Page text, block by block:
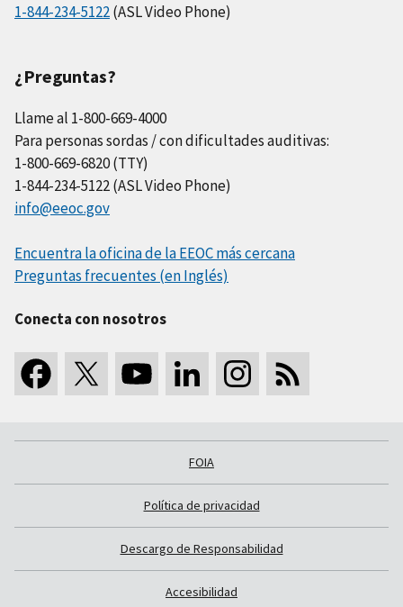
1-844-234-5122(ASL Video Phone)
¿Preguntas?
Llame al 1-800-669-4000
Para personas sordas / con dificultades auditivas:
1-800-669-6820 (TTY)
1-844-234-5122 (ASL Video Phone)
info@eeoc.gov
Encuentra la oficina de la EEOC más cercana
Preguntas frecuentes (en Inglés)
Conecta con nosotros
FOIA
Política de privacidad
Descargo de Responsabilidad
Accesibilidad